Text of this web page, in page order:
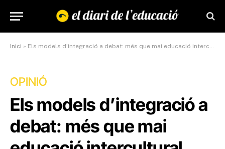
Inici » Els models d’integració a debat: més que mai educació intercultural
OPINIÓ
Els models d’integració a
debat: més que mai